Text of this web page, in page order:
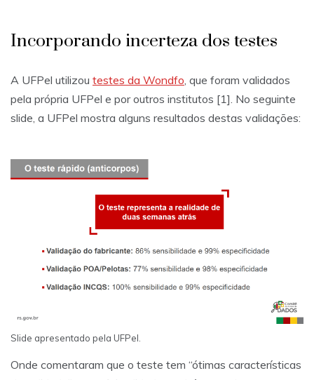
Incorporando incerteza dos testes
A UFPel utilizou testes da Wondfo, que foram validados
pela própria UFPel e por outros institutos [1]. No seguinte
slide, a UFPel mostra alguns resultados destas validações:
Slide apresentado pela UFPel.
Onde comentaram que o teste tem “ótimas características